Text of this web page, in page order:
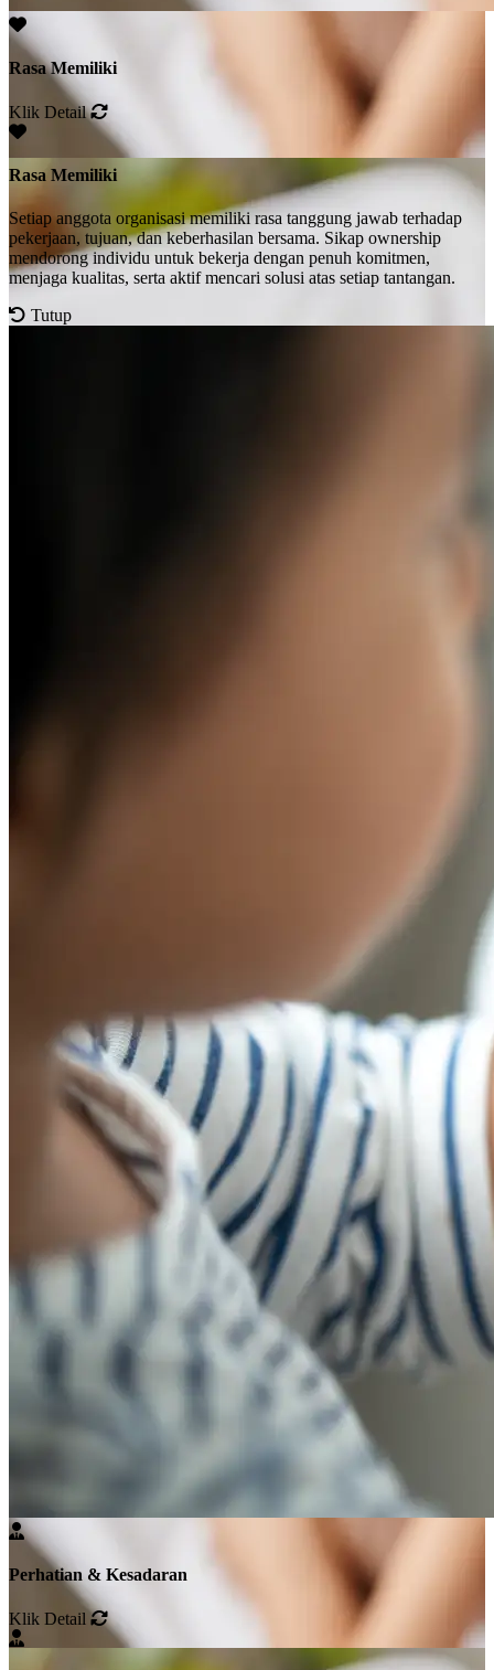
Rasa Memiliki
Klik Detail
Rasa Memiliki
Setiap anggota organisasi memiliki rasa tanggung jawab terhadap
pekerjaan, tujuan, dan keberhasilan bersama. Sikap ownership
mendorong individu untuk bekerja dengan penuh komitmen,
menjaga kualitas, serta aktif mencari solusi atas setiap tantangan.
Tutup
Perhatian & Kesadaran
Klik Detail